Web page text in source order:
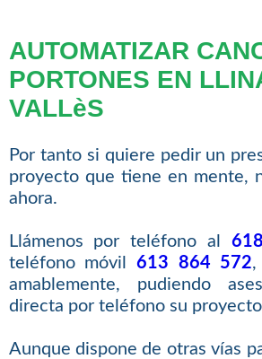
AUTOMATIZAR
PORTONES EN
VALLèS
Por tanto si quiere pedir un
proyecto que tiene en mente,
ahora.
Llámenos por teléfono al
teléfono móvil 613 864 572,
amablemente, pudiendo
directa por teléfono su
Aunque dispone de otras vías